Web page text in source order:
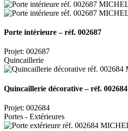
Porte intérieure – réf. 002687
Projet: 002687
Quincaillerie
Quincaillerie décorative – réf. 002684
Projet: 002684
Portes - Extérieures